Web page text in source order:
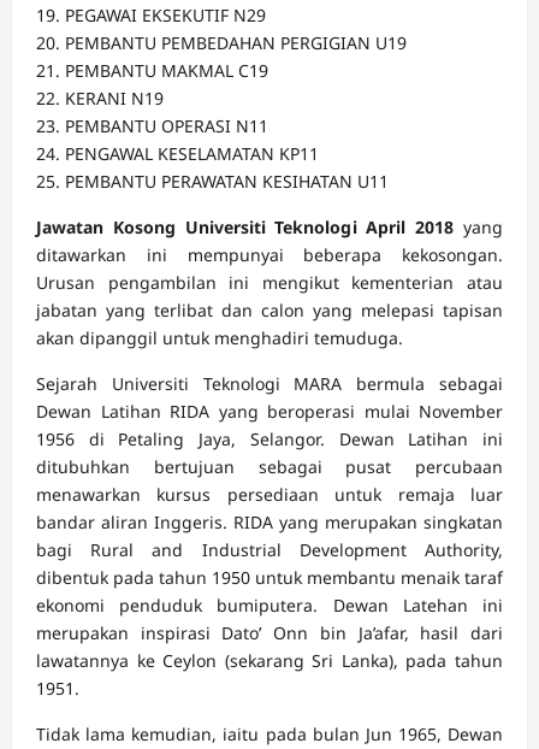
19. PEGAWAI EKSEKUTIF N29
20. PEMBANTU PEMBEDAHAN PERGIGIAN U19
21. PEMBANTU MAKMAL C19
22. KERANI N19
23. PEMBANTU OPERASI N11
24. PENGAWAL KESELAMATAN KP11
25. PEMBANTU PERAWATAN KESIHATAN U11
Jawatan Kosong Universiti Teknologi April 2018 yang
ditawarkan ini mempunyai beberapa kekosongan.
Urusan pengambilan ini mengikut kementerian atau
jabatan yang terlibat dan calon yang melepasi tapisan
akan dipanggil untuk menghadiri temuduga.
Sejarah Universiti Teknologi MARA bermula sebagai
Dewan Latihan RIDA yang beroperasi mulai November
1956 di Petaling Jaya, Selangor. Dewan Latihan ini
ditubuhkan bertujuan sebagai pusat percubaan
menawarkan kursus persediaan untuk remaja luar
bandar aliran Inggeris. RIDA yang merupakan singkatan
bagi Rural and Industrial Development Authority,
dibentuk pada tahun 1950 untuk membantu menaik taraf
ekonomi penduduk bumiputera. Dewan Latehan ini
merupakan inspirasi Dato’ Onn bin Ja’afar, hasil dari
lawatannya ke Ceylon (sekarang Sri Lanka), pada tahun
1951.
Tidak lama kemudian, iaitu pada bulan Jun 1965, Dewan